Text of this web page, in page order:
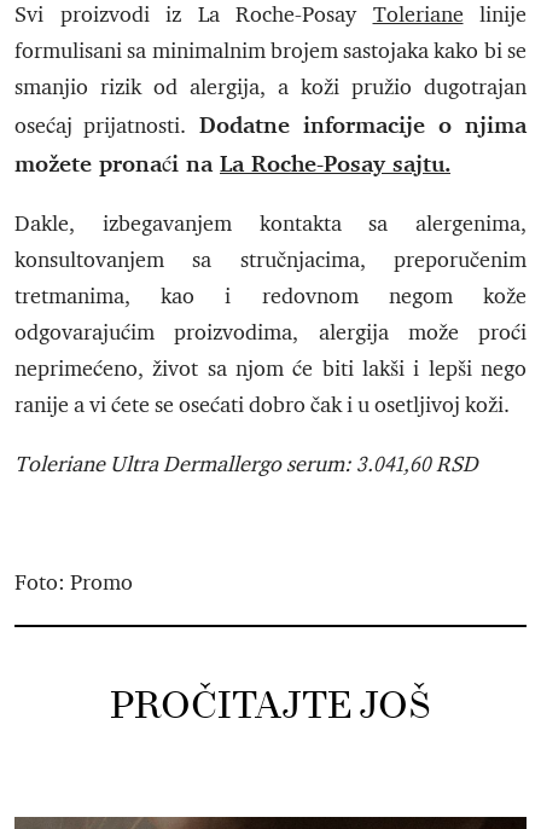
Svi proizvodi iz La Roche-Posay Toleriane linije
formulisani sa minimalnim brojem sastojaka kako bi se
smanjio rizik od alergija, a koži pružio dugotrajan
osećaj prijatnosti. Dodatne informacije o njima
možete pronaći na La Roche-Posay sajtu.
Dakle, izbegavanjem kontakta sa alergenima,
konsultovanjem sa stručnjacima, preporučenim
tretmanima, kao i redovnom negom kože
odgovarajućim proizvodima, alergija može proći
neprimećeno, život sa njom će biti lakši i lepši nego
ranije a vi ćete se osećati dobro čak i u osetljivoj koži.
Toleriane Ultra Dermallergo serum: 3.041,60 RSD
Foto: Promo
PROČITAJTE JOŠ